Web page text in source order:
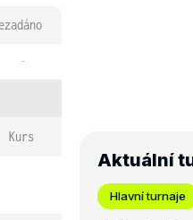
-
Kurs
Aktuální
Hlavní turnaje